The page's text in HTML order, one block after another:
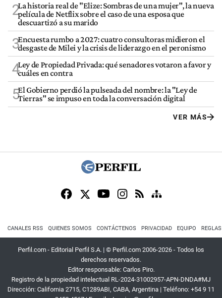
2La historia real de "Elize: Sombras de una mujer", la nueva
película de Netflix sobre el caso de una esposa que
descuartizó a su marido
3Encuesta rumbo a 2027: cuatro consultoras midieron el
desgaste de Milei y la crisis de liderazgo en el peronismo
4Ley de Propiedad Privada: qué senadores votaron a favor y
cuáles en contra
5El Gobierno perdió la pulseada del nombre: la "Ley de
Tierras" se impuso en toda la conversación digital
VER MÁS
CANALES RSS QUIENES SOMOS CONTÁCTENOS PRIVACIDAD EQUIPO
Perfil.com - Editorial Perfil S.A. | © Perfil.com 2006-2026 - Todos los
derechos reservados.
Editor responsable: Carlos Piro.
Registro de la propiedad intelectual RL-2024-31002957-APN-DNDA#MJ
Dirección: California 2715, C1289ABI, CABA, Argentina | Teléfono: +54 9 11